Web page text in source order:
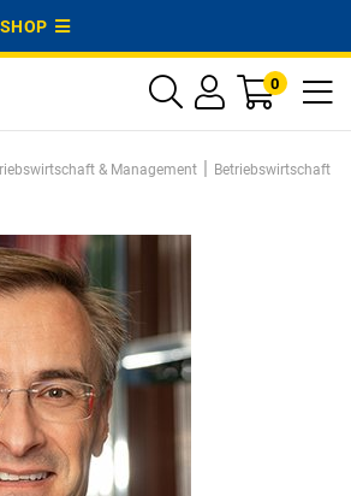
0
& Management | Betriebswirtschaft